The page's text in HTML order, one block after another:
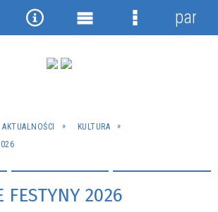
AKTUALNOŚCI
KULTURA
FESTYNY 2026
NarzędziaMenu
Menu
panel